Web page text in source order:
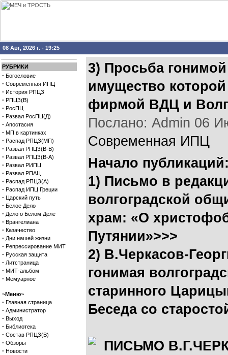
08 Авг, 2026 г. - 19:25
РУБРИКИ
· Богословие
· Современная ИПЦ
· История РПЦЗ
· РПЦЗ(В)
· РосПЦ
· Развал РосПЦ(Д)
· Апостасия
· МП в картинках
· Распад РПЦЗ(МП)
· Развал РПЦЗ(В-В)
· Развал РПЦЗ(В-А)
· Развал РИПЦ
· Развал РПАЦ
· Распад РПЦЗ(А)
· Распад ИПЦ Греции
· Царский путь
· Белое Дело
· Дело о Белом Деле
· Врангелиана
· Казачество
· Дни нашей жизни
· Репрессирование МИТ
· Русская защита
· Литстраница
· МИТ-альбом
· Мемуарное
~Меню~
· Главная страница
· Администратор
· Выход
· Библиотека
· Состав РПЦЗ(В)
· Обзоры
· Новости
3) Просьба
имущество
фирмой ВДЦ и
Послано: Admin 06
Современная ИПЦ
Начало
1) Письмо в
волгоградской
храм: «О
Путянии»>>>
2) В.Черкасов-
гонимая
старинного
Беседа со
ПИСЬМО